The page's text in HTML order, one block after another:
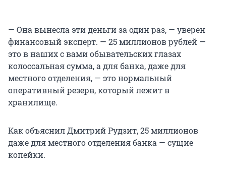
— Она вынесла эти деньги за один раз, — уверен
финансовый эксперт. — 25 миллионов рублей —
это в наших с вами обывательских глазах
колоссальная сумма, а для банка, даже для
местного отделения, — это нормальный
оперативный резерв, который лежит в
хранилище.
Как объяснил Дмитрий Рудзит, 25 миллионов
даже для местного отделения банка — сущие
копейки.